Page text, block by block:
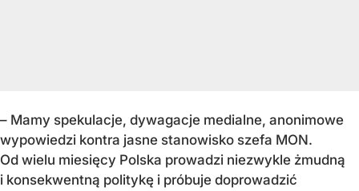
– Mamy spekulacje, dywagacje medialne, anonimowe
wypowiedzi kontra jasne stanowisko szefa MON.
Od wielu miesięcy Polska prowadzi niezwykle żmudną
i konsekwentną politykę i próbuje doprowadzić